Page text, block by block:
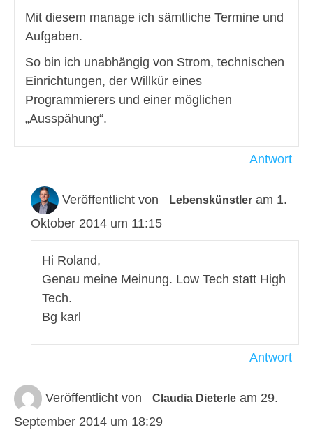
Mit diesem manage ich sämtliche Termine und
Aufgaben.
So bin ich unabhängig von Strom, technischen
Einrichtungen, der Willkür eines
Programmierers und einer möglichen
„Ausspähung“.
Antwort
Veröffentlicht von Lebenskünstler am 1.
Oktober 2014 um 11:15
Hi Roland,
Genau meine Meinung. Low Tech statt High
Tech.
Bg karl
Antwort
Veröffentlicht von Claudia Dieterle am 29.
September 2014 um 18:29